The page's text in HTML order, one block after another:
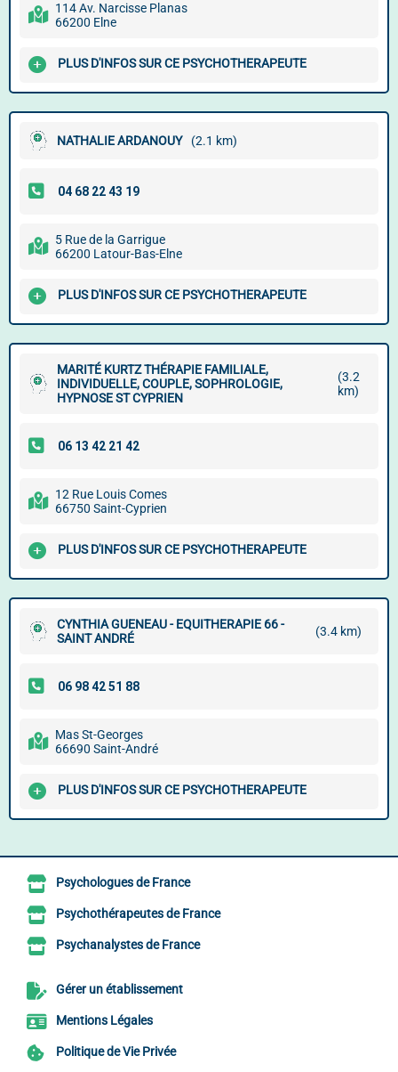
114 Av. Narcisse Planas
66200 Elne
PLUS D'INFOS SUR CE PSYCHOTHERAPEUTE
NATHALIE ARDANOUY (2.1 km)
5 Rue de la Garrigue
66200 Latour-Bas-Elne
PLUS D'INFOS SUR CE PSYCHOTHERAPEUTE
MARITÉ KURTZ THÉRAPIE FAMILIALE,
INDIVIDUELLE, COUPLE, SOPHROLOGIE,
HYPNOSE ST CYPRIEN
(3.2
km)
12 Rue Louis Comes
66750 Saint-Cyprien
PLUS D'INFOS SUR CE PSYCHOTHERAPEUTE
CYNTHIA GUENEAU - EQUITHERAPIE 66 -
SAINT ANDRÉ
(3.4 km)
Mas St-Georges
66690 Saint-André
PLUS D'INFOS SUR CE PSYCHOTHERAPEUTE
Psychologues de France
Psychothérapeutes de France
Psychanalystes de France
Gérer un établissement
Mentions Légales
Politique de Vie Privée